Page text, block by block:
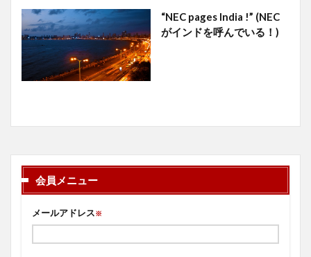
“NEC pages India !” (NEC
がインドを呼んでいる！)
会員メニュー
メールアドレス※